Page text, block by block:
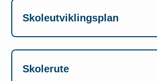
Skoleutviklingsplan
Skolerute